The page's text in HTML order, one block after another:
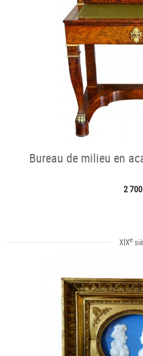
Bureau de milieu en
2
XIXe